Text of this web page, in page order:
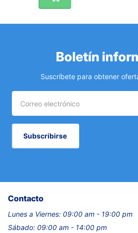
Boletín
Suscríbete para obtener
Subscribirse
Contacto
Lunes a Viernes: 09:00 am - 19:00 pm
Sábado: 09:00 am - 14:00 pm